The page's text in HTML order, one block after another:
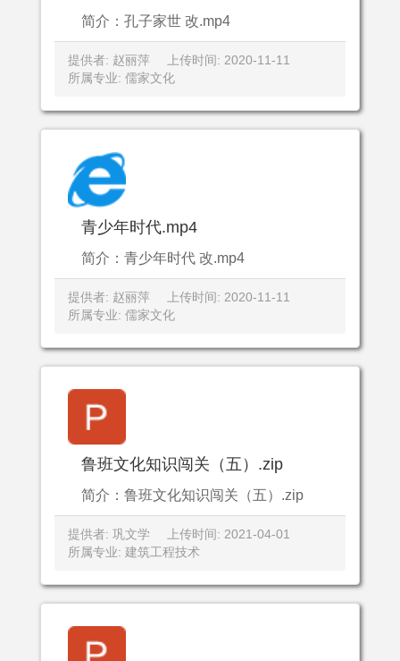
简介：孔子家世 改.mp4
提供者: 赵丽萍
上传时间: 2020-11-11
所属专业: 儒家文化
青少年时代.mp4
简介：青少年时代 改.mp4
提供者: 赵丽萍
上传时间: 2020-11-11
所属专业: 儒家文化
鲁班文化知识闯关（五）.zip
简介：鲁班文化知识闯关（五）.zip
提供者: 巩文学
上传时间: 2021-04-01
所属专业: 建筑工程技术